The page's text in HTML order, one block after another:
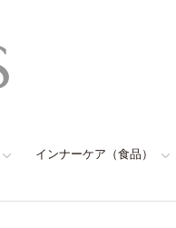
インナーケア（食品）